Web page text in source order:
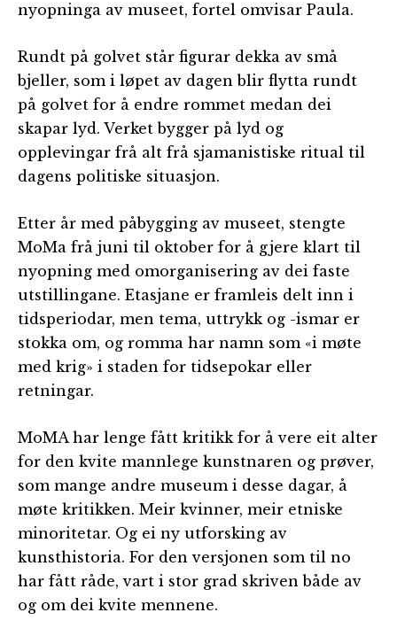
nyopninga av museet, fortel omvisar Paula.
Rundt på golvet står figurar dekka av små
bjeller, som i løpet av dagen blir flytta rundt
på golvet for å endre rommet medan dei
skapar lyd. Verket bygger på lyd og
opplevingar frå alt frå sjamanistiske ritual til
dagens politiske situasjon.
Etter år med påbygging av museet, stengte
MoMa frå juni til oktober for å gjere klart til
nyopning med omorganisering av dei faste
utstillingane. Etasjane er framleis delt inn i
tidsperiodar, men tema, uttrykk og -ismar er
stokka om, og romma har namn som «i møte
med krig» i staden for tidsepokar eller
retningar.
MoMA har lenge fått kritikk for å vere eit alter
for den kvite mannlege kunstnaren og prøver,
som mange andre museum i desse dagar, å
møte kritikken. Meir kvinner, meir etniske
minoritetar. Og ei ny utforsking av
kunsthistoria. For den versjonen som til no
har fått råde, vart i stor grad skriven både av
og om dei kvite mennene.